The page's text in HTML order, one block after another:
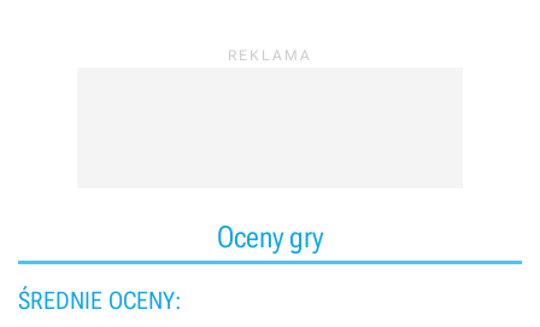
Oceny gry
ŚREDNIE OCENY: